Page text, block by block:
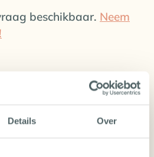
Details Over
beschikbaar. Neem